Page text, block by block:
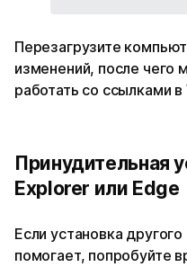
Перезагрузите
изменений, после чего
работать со ссылками в
Принудительная
Explorer или Edge
Если установка
помогает, попробуйте